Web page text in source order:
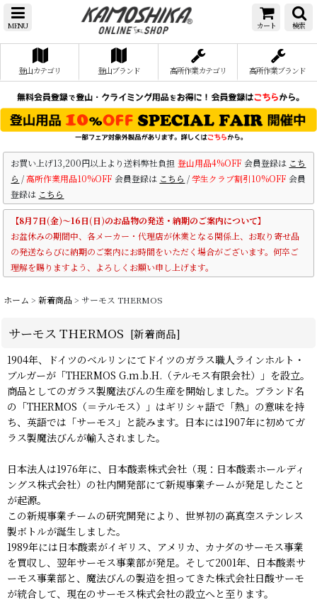
MENU カート 検索
登山カテゴリ 登山ブランド 高所作業カテゴリ 高所作業ブランド
お買い上げ13,200円以上より送料弊社負担 登山用品4%OFF 会員登録は こち
ら /高所作業用品10%OFF 会員登録は こちら /学生クラブ割引10%OFF 会員
登録は こちら
【8月7日(金)～16日(日)のお品物の発送・納期のご案内について】
お盆休みの期間中、各メーカー・代理店が休業となる関係上、お取り寄せ品
の発送ならびに納期のご案内にお時間をいただく場合がございます。何卒ご
理解を賜りますよう、よろしくお願い申し上げます。
ホーム > 新着商品> サーモス THERMOS
サーモス THERMOS [新着商品]
1904年、ドイツのベルリンにてドイツのガラス職人ラインホルト・
ブルガーが「THERMOS G.m.b.H.（テルモス有限会社）」を設立。
商品としてのガラス製魔法びんの生産を開始しました。ブランド名
の「THERMOS（＝テルモス）」はギリシャ語で「熱」の意味を持
ち、英語では「サーモス」と読みます。日本には1907年に初めてガ
ラス製魔法びんが輸入されました。
日本法人は1976年に、日本酸素株式会社（現：日本酸素ホールディ
ングス株式会社）の社内開発部にて新規事業チームが発足したこと
が起源。
この新規事業チームの研究開発により、世界初の高真空ステンレス
製ボトルが誕生しました。
1989年には日本酸素がイギリス、アメリカ、カナダのサーモス事業
を買収し、翌年サーモス事業部が発足。そして2001年、日本酸素サ
ーモス事業部と、魔法びんの製造を担ってきた株式会社日酸サーモ
が統合して、現在のサーモス株式会社の設立へと至ります。